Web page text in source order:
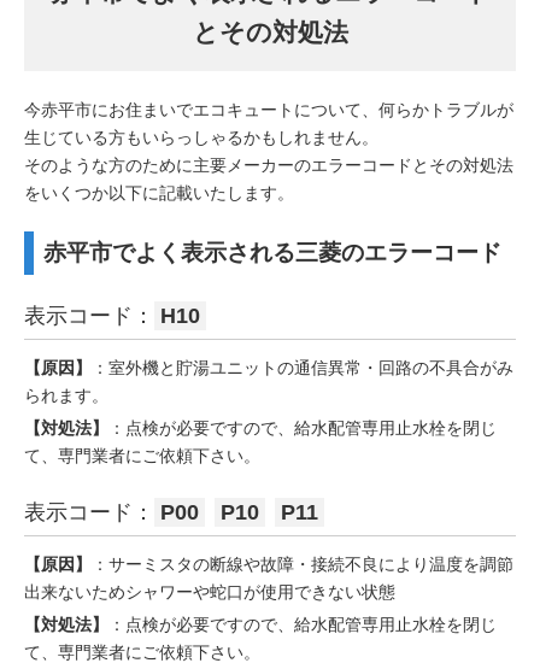
とその対処法
今赤平市にお住まいでエコキュートについて、何らかトラブルが
生じている方もいらっしゃるかもしれません。
そのような方のために主要メーカーのエラーコードとその対処法
をいくつか以下に記載いたします。
赤平市でよく表示される三菱のエラーコード
表示コード： H10
【原因】
：室外機と貯湯ユニットの通信異常・回路の不具合がみ
られます。
【対処法】
：点検が必要ですので、給水配管専用止水栓を閉じ
て、専門業者にご依頼下さい。
表示コード： P00 P10 P11
【原因】
：サーミスタの断線や故障・接続不良により温度を調節
出来ないためシャワーや蛇口が使用できない状態
【対処法】
：点検が必要ですので、給水配管専用止水栓を閉じ
て、専門業者にご依頼下さい。